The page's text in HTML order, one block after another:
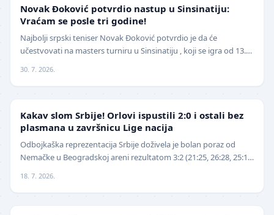
Novak Đoković potvrdio nastup u Sinsinatiju:
Vraćam se posle tri godine!
Najbolji srpski teniser Novak Đoković potvrdio je da će
učestvovati na masters turniru u Sinsinatiju , koji se igra od 13.
30. 7. 2026.
Kakav slom Srbije! Orlovi ispustili 2:0 i ostali bez
plasmana u završnicu Lige nacija
Odbojkaška reprezentacija Srbije doživela je bolan poraz od
Nemačke u Beogradskoj areni rezultatom 3:2 (21:25, 26:28, 25:16,
18. 7. 2026.